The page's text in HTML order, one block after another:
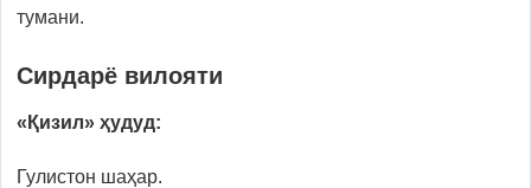
тумани.
Сирдарё вилояти
«Қизил» ҳудуд:
Гулистон шаҳар.